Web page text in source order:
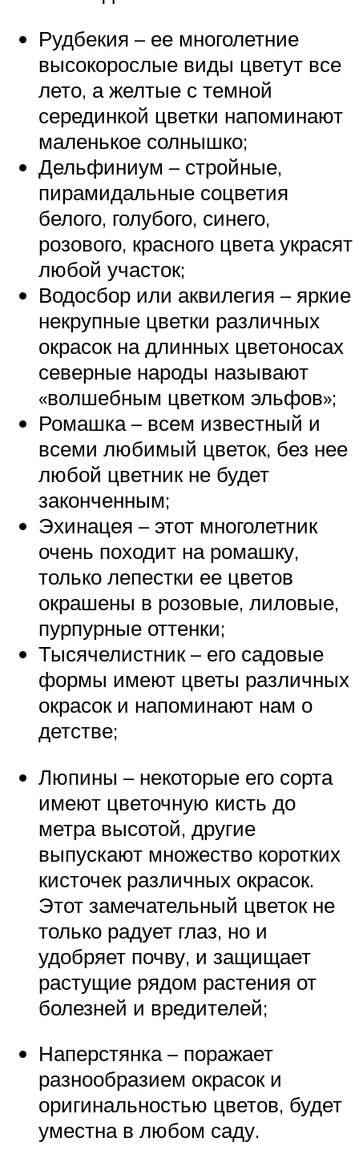
Рудбекия – ее многолетние
высокорослые виды цветут все
лето, а желтые с темной
серединкой цветки напоминают
маленькое солнышко;
Дельфиниум – стройные,
пирамидальные соцветия
белого, голубого, синего,
розового, красного цвета украсят
любой участок;
Водосбор или аквилегия – яркие
некрупные цветки различных
окрасок на длинных цветоносах
северные народы называют
«волшебным цветком эльфов»;
Ромашка – всем известный и
всеми любимый цветок, без нее
любой цветник не будет
законченным;
Эхинацея – этот многолетник
очень походит на ромашку,
только лепестки ее цветов
окрашены в розовые, лиловые,
пурпурные оттенки;
Тысячелистник – его садовые
формы имеют цветы различных
окрасок и напоминают нам о
детстве;
Люпины – некоторые его сорта
имеют цветочную кисть до
метра высотой, другие
выпускают множество коротких
кисточек различных окрасок.
Этот замечательный цветок не
только радует глаз, но и
удобряет почву, и защищает
растущие рядом растения от
болезней и вредителей;
Наперстянка – поражает
разнообразием окрасок и
оригинальностью цветов, будет
уместна в любом саду.